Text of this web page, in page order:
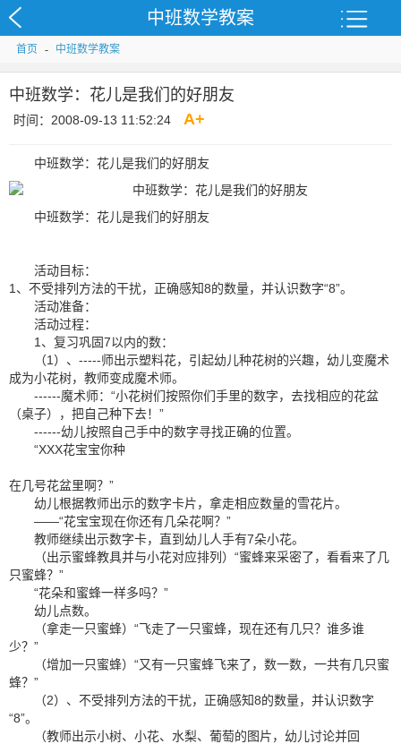
中班数学教案
首页 - 中班数学教案
中班数学：花儿是我们的好朋友
时间：2008-09-13 11:52:24 A+
中班数学：花儿是我们的好朋友
中班数学：花儿是我们的好朋友
活动目标：
1、不受排列方法的干扰，正确感知8的数量，并认识数字“8”。
活动准备：
活动过程：
1、复习巩固7以内的数：
（1）、-----师出示塑料花，引起幼儿种花树的兴趣，幼儿变魔术
成为小花树，教师变成魔术师。
------魔术师：“小花树们按照你们手里的数字，去找相应的花盆
（桌子），把自己种下去！”
------幼儿按照自己手中的数字寻找正确的位置。
“XXX花宝宝你种
在几号花盆里啊？”
幼儿根据教师出示的数字卡片，拿走相应数量的雪花片。
——“花宝宝现在你还有几朵花啊？”
教师继续出示数字卡，直到幼儿人手有7朵小花。
（出示蜜蜂教具并与小花对应排列）“蜜蜂来采密了，看看来了几
只蜜蜂？”
“花朵和蜜蜂一样多吗？”
幼儿点数。
（拿走一只蜜蜂）“飞走了一只蜜蜂，现在还有几只？谁多谁
少？”
（增加一只蜜蜂）“又有一只蜜蜂飞来了，数一数，一共有几只蜜
蜂？”
（2）、不受排列方法的干扰，正确感知8的数量，并认识数字
“8”。
（教师出示小树、小花、水梨、葡萄的图片，幼儿讨论并回